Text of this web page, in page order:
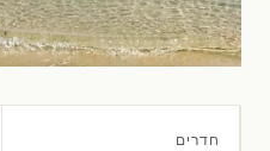
חדרים